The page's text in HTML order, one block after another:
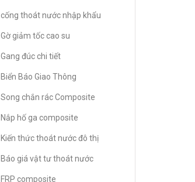
cống thoát nước nhập khẩu
Gờ giảm tốc cao su
Gang đúc chi tiết
Biển Báo Giao Thông
Song chắn rác Composite
Nắp hố ga composite
Kiến thức thoát nước đô thị
Báo giá vật tư thoát nước
FRP composite